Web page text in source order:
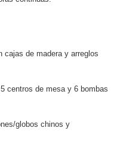
cajas de madera y arreglos
centros de mesa y 6 bombas
globos chinos y